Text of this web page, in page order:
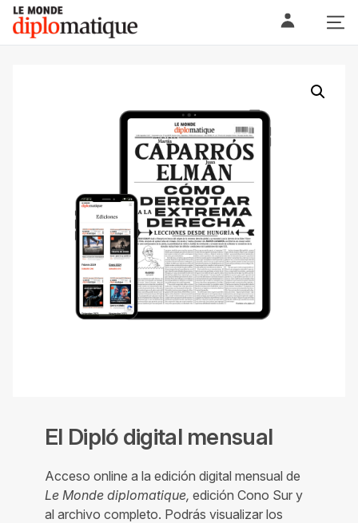
Skip
content
Le monde diplomatique
El Dipló digital mensual
Acceso online a la edición digital mensual de
Le Monde diplomatique, edición Cono Sur y
al archivo completo. Podrás visualizar los